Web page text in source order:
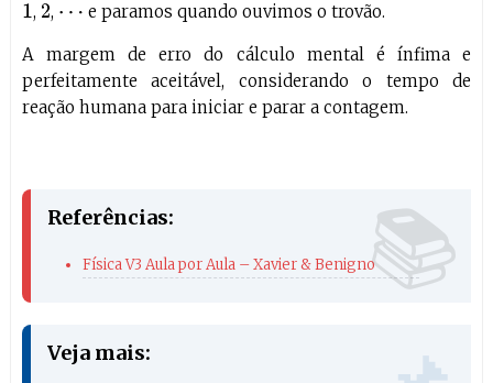
1, 2, ⋯ e paramos quando ouvimos o trovão.
A margem de erro do cálculo mental é ínfima e
perfeitamente aceitável, considerando o tempo de
reação humana para iniciar e parar a contagem.
Referências:
Física V3 Aula por Aula – Xavier & Benigno
Veja mais: